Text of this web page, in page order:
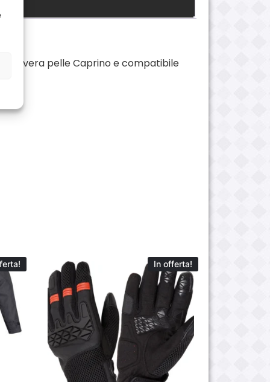
in vera pelle Caprino e compatibile
In offerta!